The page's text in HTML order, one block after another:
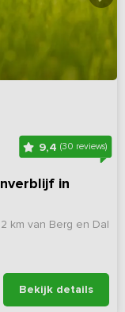
9,4 (30 reviews)
in
km van Berg en Dal
Bekijk details